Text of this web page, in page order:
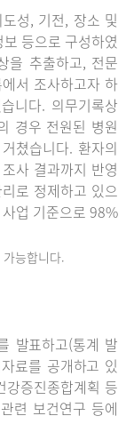
성, 기전, 장소 및
등으로 구성하였
을 추출하고, 전문
서 조사하고자 하
니다. 의무기록상
경우 전원된 병원
쳤습니다. 환자의
사 결과까지 반영
로 정제하고 있으
업 기준으로 98%
능합니다.
발표하고(통계 발
료를 공개하고 있
증진종합계획 등
련 보건연구 등에